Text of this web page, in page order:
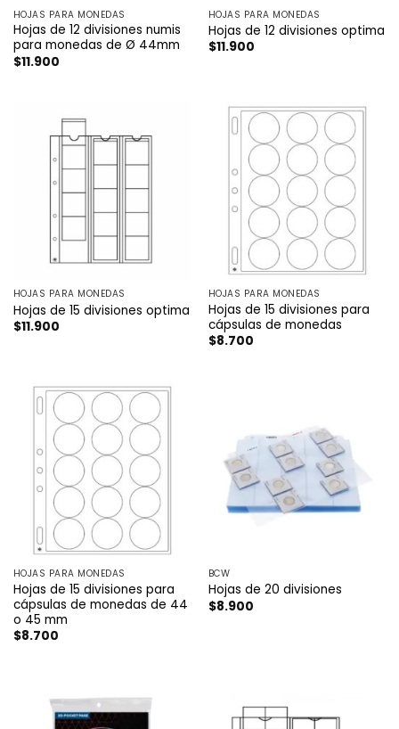
HOJAS PARA MONEDAS
Hojas de 12 divisiones numis
para monedas de Ø 44mm
$11.900
HOJAS PARA MONEDAS
Hojas de 12 divisiones optima
$11.900
HOJAS PARA MONEDAS
Hojas de 15 divisiones optima
$11.900
HOJAS PARA MONEDAS
Hojas de 15 divisiones para
cápsulas de monedas
$8.700
HOJAS PARA MONEDAS
Hojas de 15 divisiones para
cápsulas de monedas de 44
o 45 mm
$8.700
BCW
Hojas de 20 divisiones
$8.900